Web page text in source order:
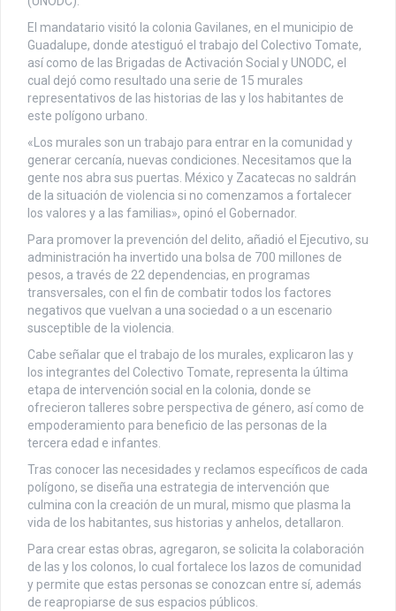
El mandatario visitó la colonia Gavilanes, en el municipio de
Guadalupe, donde atestiguó el trabajo del Colectivo Tomate,
así como de las Brigadas de Activación Social y UNODC, el
cual dejó como resultado una serie de 15 murales
representativos de las historias de las y los habitantes de
este polígono urbano.
«Los murales son un trabajo para entrar en la comunidad y
generar cercanía, nuevas condiciones. Necesitamos que la
gente nos abra sus puertas. México y Zacatecas no saldrán
de la situación de violencia si no comenzamos a fortalecer
los valores y a las familias», opinó el Gobernador.
Para promover la prevención del delito, añadió el Ejecutivo, su
administración ha invertido una bolsa de 700 millones de
pesos, a través de 22 dependencias, en programas
transversales, con el fin de combatir todos los factores
negativos que vuelvan a una sociedad o a un escenario
susceptible de la violencia.
Cabe señalar que el trabajo de los murales, explicaron las y
los integrantes del Colectivo Tomate, representa la última
etapa de intervención social en la colonia, donde se
ofrecieron talleres sobre perspectiva de género, así como de
empoderamiento para beneficio de las personas de la
tercera edad e infantes.
Tras conocer las necesidades y reclamos específicos de cada
polígono, se diseña una estrategia de intervención que
culmina con la creación de un mural, mismo que plasma la
vida de los habitantes, sus historias y anhelos, detallaron.
Para crear estas obras, agregaron, se solicita la colaboración
de las y los colonos, lo cual fortalece los lazos de comunidad
y permite que estas personas se conozcan entre sí, además
de reapropiarse de sus espacios públicos.